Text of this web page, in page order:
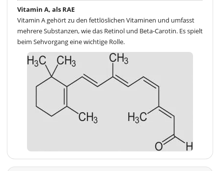
Vitamin A, als RAE
Vitamin A gehört zu den fettlöslichen Vitaminen und umfasst
mehrere Substanzen, wie das Retinol und Beta-Carotin. Es spielt
beim Sehvorgang eine wichtige Rolle.